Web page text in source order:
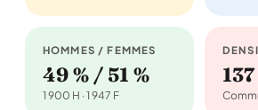
HOMMES / FEMMES
49 % / 51 %
1 900 H · 1 947 F